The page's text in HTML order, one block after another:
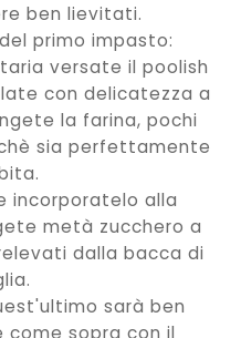
ben lievitati.
primo impasto:
versate il poolish
con delicatezza a
la farina, pochi
sia perfettamente
incorporatelo alla
metà zucchero a
dalla bacca di
sarà ben
sopra con il